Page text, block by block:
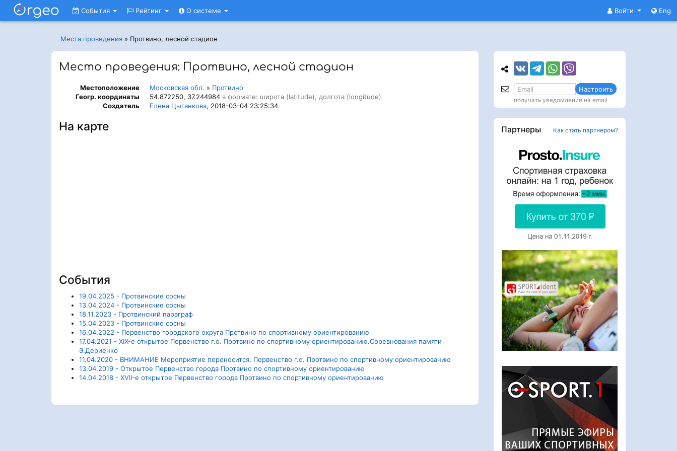
Войти Eng
События Рейтинг О системе
Места проведения » Протвино, лесной стадион
Место проведения: Протвино, лесной стадион
Местоположение Московская обл. » Протвино
Геогр. координаты
54.872250, 37.244984 в формате: широта (latitude), долгота (longitude)
Создатель
Елена Цыганкова, 2018-03-04 23:25:34
На карте
События
19.04.2025 - Протвинские сосны
13.04.2024 - Протвинские сосны
18.11.2023 - Протвинский параграф
15.04.2023 - Протвинские сосны
16.04.2022 - Первенство городского округа Протвино по спортивному ориентированию
17.04.2021 - XIX-е открытое Первенство г.о. Протвино по спортивному ориентированию.Соревнования памяти
Э.Дериенко
11.04.2020 - ВНИМАНИЕ Мероприятие переносится. Первенство г.о. Протвино по спортивному ориентированию
13.04.2019 - Открытое Первенство города Протвино по спортивному ориентированию
14.04.2018 - XVII-е открытое Первенство города Протвино по спортивному ориентированию
Настроить
получать уведомления на email
Партнеры Как стать партнером?